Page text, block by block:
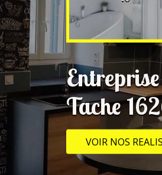
Tache
VOIR NOS